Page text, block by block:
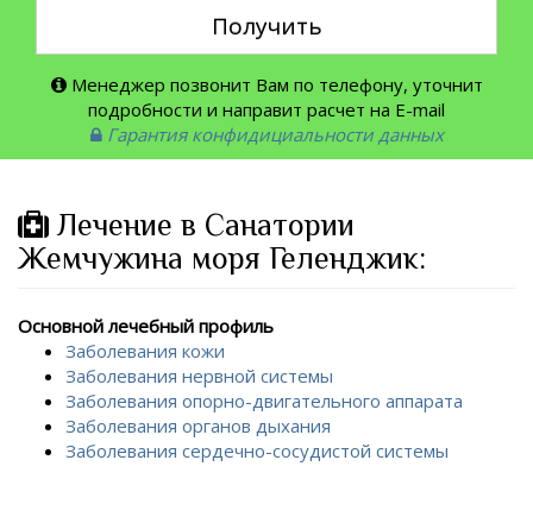
Получить
Менеджер позвонит Вам по телефону, уточнит
подробности и направит расчет на E-mail
Гарантия конфидициальности данных
Лечение в Санатории
Жемчужина моря Геленджик:
Основной лечебный профиль
Заболевания кожи
Заболевания нервной системы
Заболевания опорно-двигательного аппарата
Заболевания органов дыхания
Заболевания сердечно-сосудистой системы